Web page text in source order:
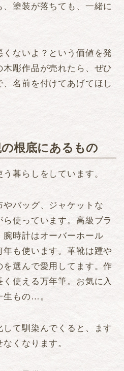
、塗装が落ちても、一緒に
ないよ？という価値を発
彫作品が売れたら、ぜひ
名前を付けてあげてほし
根底にあるもの
暮らしをしています。
バッグ、ジャケットな
使っています。高級ブラ
腕時計はオーバーホール
年も使います。革靴は踵や
選んで愛用してます。作
使える万年筆。お気に入
生もの…。
て馴染んでくると、ます
くなります。